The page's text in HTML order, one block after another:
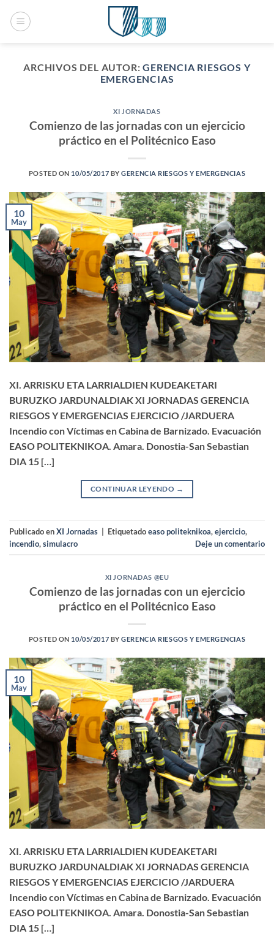
ARCHIVOS DEL AUTOR:GERENCIA RIESGOS Y
EMERGENCIAS
XI JORNADAS
Comienzo de las jornadas con un ejercicio
práctico en el Politécnico Easo
POSTED ON 10/05/2017 BYGERENCIA RIESGOS Y EMERGENCIAS
10
May
XI. ARRISKU ETA LARRIALDIEN KUDEAKETARI
BURUZKO JARDUNALDIAK XI JORNADAS GERENCIA
RIESGOS Y EMERGENCIAS EJERCICIO /JARDUERA
Incendio con Víctimas en Cabina de Barnizado. Evacuación
EASO POLITEKNIKOA. Amara. Donostia-San Sebastian
DIA 15 […]
CONTINUAR LEYENDO →
Publicado enXI Jornadas Etiquetadoeaso politeknikoa,ejercicio,
incendio,simulacro Deje un comentario
XI JORNADAS @EU
Comienzo de las jornadas con un ejercicio
práctico en el Politécnico Easo
POSTED ON 10/05/2017 BYGERENCIA RIESGOS Y EMERGENCIAS
10
May
XI. ARRISKU ETA LARRIALDIEN KUDEAKETARI
BURUZKO JARDUNALDIAK XI JORNADAS GERENCIA
RIESGOS Y EMERGENCIAS EJERCICIO /JARDUERA
Incendio con Víctimas en Cabina de Barnizado. Evacuación
EASO POLITEKNIKOA. Amara. Donostia-San Sebastian
DIA 15 […]